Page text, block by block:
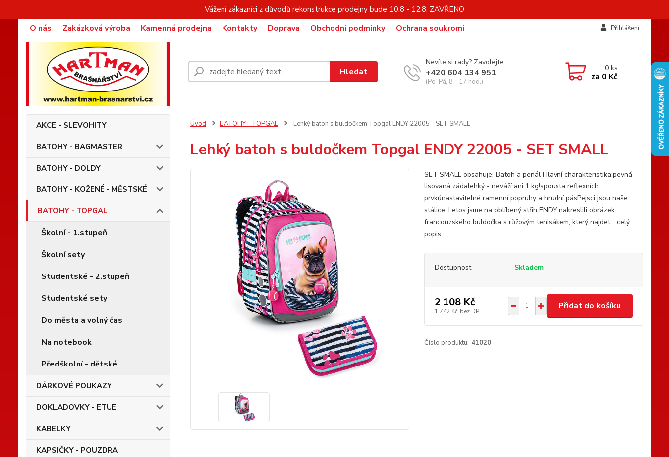
Vážení zákazníci z důvodů rekonstrukce prodejny bude 10.8 - 12.8. ZAVŘENO
O nás Zakázková výroba Kamenná prodejna Kontakty Doprava Obchodní podmínky Ochrana soukromí Přihlášení
Hledat
Nevíte si rady? Zavolejte.
+420 604 134 951
(Po-Pá, 8 - 17 hod.)
0ks
za 0 Kč
AKCE - SLEVOHITY
BATOHY - BAGMASTER
BATOHY - DOLDY
BATOHY - KOŽENÉ - MĚSTSKÉ
BATOHY - TOPGAL
Školní - 1.stupeň
Školní sety
Studentské - 2.stupeň
Studentské sety
Do města a volný čas
Na notebook
Předškolní - dětské
DÁRKOVÉ POUKAZY
DOKLADOVKY - ETUE
KABELKY
KAPSIČKY - POUZDRA
Úvod BATOHY - TOPGAL Lehký batoh s buldočkem Topgal ENDY 22005 - SET SMALL
Lehký batoh s buldočkem Topgal ENDY 22005 - SET SMALL
SET SMALL obsahuje: Batoh a penál Hlavní charakteristika:pevná
lisovaná zádalehký - neváží ani 1 kg!spousta reflexních
prvkůnastavitelné ramenní popruhy a hrudní pásPejsci jsou naše
stálice. Letos jsme na oblíbený střih ENDY nakreslili obrázek
francouzského buldočka s růžovým tenisákem, který najdet... celý
popis
Dostupnost Skladem
2 108 Kč
1 742 Kč bez DPH
Přidat do košíku
Číslo produktu: 41020